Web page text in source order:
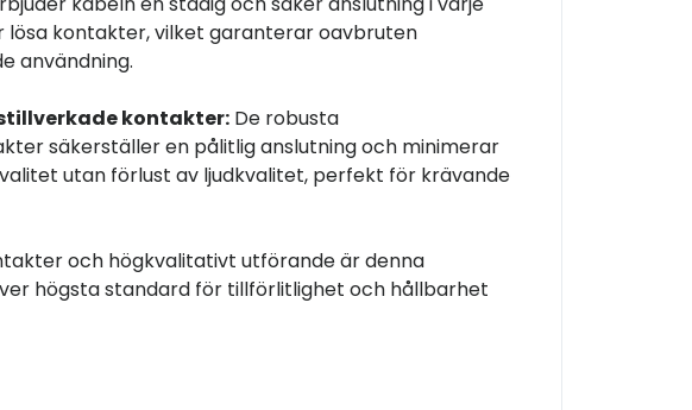
lösa kontakter, vilket garanterar oavbruten
användning.
kontakter: De robusta
säkerställer en pålitlig anslutning och minimerar
utan förlust av ljudkvalitet, perfekt för krävande
och högkvalitativt utförande är denna
högsta standard för tillförlitlighet och hållbarhet